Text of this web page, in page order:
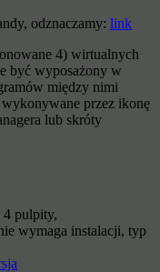
odznaczamy: link
4) wirtualnych
być wyposażony w
między nimi
wykonywane przez ikonę
lub skróty
pulpity,
wymaga instalacji, typ